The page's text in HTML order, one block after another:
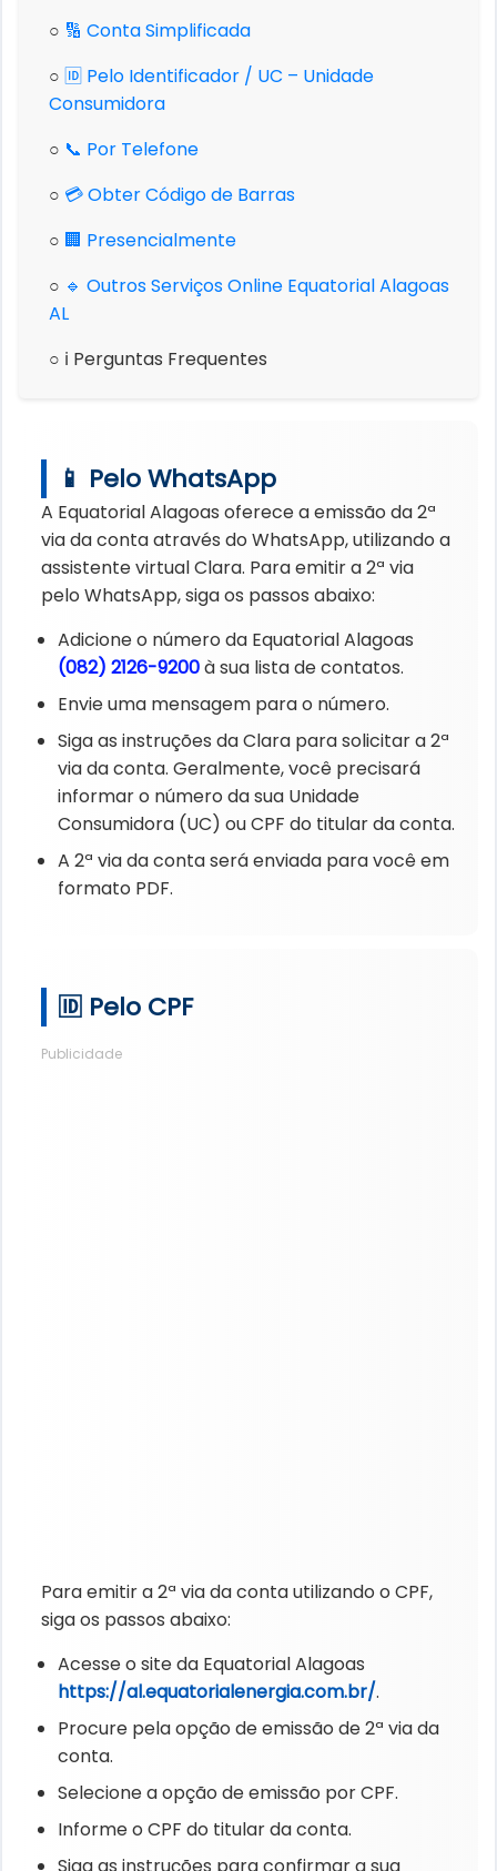
○ 🔢 Conta Simplificada
○ 🆔 Pelo Identificador / UC – Unidade
Consumidora
○ 📞 Por Telefone
○ 💳 Obter Código de Barras
○ 🏢 Presencialmente
○ 🔹 Outros Serviços Online Equatorial Alagoas
AL
○ ℹ️ Perguntas Frequentes
📱 Pelo WhatsApp
A Equatorial Alagoas oferece a emissão da 2ª
via da conta através do WhatsApp, utilizando a
assistente virtual Clara. Para emitir a 2ª via
pelo WhatsApp, siga os passos abaixo:
Adicione o número da Equatorial Alagoas
(082) 2126-9200à sua lista de contatos.
Envie uma mensagem para o número.
Siga as instruções da Clara para solicitar a 2ª
via da conta. Geralmente, você precisará
informar o número da sua Unidade
Consumidora (UC) ou CPF do titular da conta.
A 2ª via da conta será enviada para você em
formato PDF.
🆔 Pelo CPF
Publicidade
Para emitir a 2ª via da conta utilizando o CPF,
siga os passos abaixo:
Acesse o site da Equatorial Alagoas
https://al.equatorialenergia.com.br/.
Procure pela opção de emissão de 2ª via da
conta.
Selecione a opção de emissão por CPF.
Informe o CPF do titular da conta.